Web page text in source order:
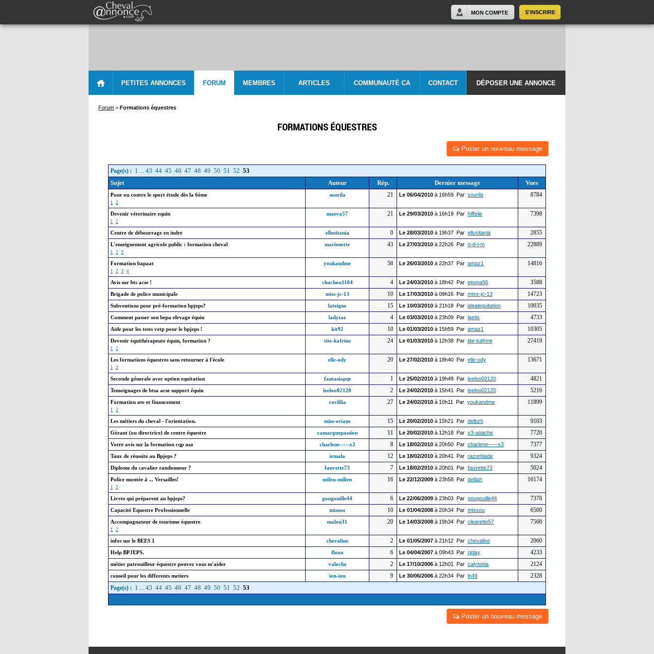
S'INSCRIRE
MON COMPTE
PETITES ANNONCES FORUM MEMBRES ARTICLES COMMUNAUTÉ CA CONTACT DÉPOSER UNE ANNONCE
Forum > Formations équestres
FORMATIONS ÉQUESTRES
Poster un nouveau message
Page(s) : 1 ... 43 44 45 46 47 48 49 50 51 52 53
Sujet
Auteur Rép. Dernier message Vues
Pour ou contre le sport étude dès la 6ème
1 2
sourila 21 Le 06/04/2010 à 16h59 Par sourila 8784
Devenir véterinaire equin
1 2
maeva57 21 Le 29/03/2010 à 16h19 Par hiffelie 7398
Centre de débourrage en indre ellusitania 0 Le 28/03/2010 à 19h37 Par ellusitania 2855
L'enseignement agricole public : formation cheval
1 2 3
marienette 43 Le 27/03/2010 à 22h26 Par n-d-l-m 22889
Formation bapaat
1 2 3 4
youkandme 58 Le 26/03/2010 à 22h37 Par amaz1 14816
Avis sur bts acse ! chachou1104 4 Le 24/03/2010 à 18h42 Par epona56 3588
Brigade de police municipale miss-jc-13 10 Le 17/03/2010 à 09h16 Par miss-jc-13 14723
Subventions pour pré-formation bpjeps? lateigne 15 Le 10/03/2010 à 21h18 Par idealequitation 10035
Comment passer son bepa elevage équin ladytaz 4 Le 03/03/2010 à 23h09 Par laetis 4733
Aide pour les tests vetp pour le bpjeps ! kit92 10 Le 01/03/2010 à 15h59 Par amaz1 10305
Devenir équithérapeute équin, formation ?
1 2
tite-kafrine 24 Le 01/03/2010 à 12h38 Par tite-kafrine 27419
Les formations équestres sans retourner à l'école
1 2
elle-ody 20 Le 27/02/2010 à 18h40 Par elle-ody 13671
Seconde génerale avec option equitation fantasiapqt 1 Le 25/02/2010 à 19h49 Par leeloo02120 4821
Temoignages de btsa acse support équin leeloo02120 2 Le 24/02/2010 à 15h41 Par leeloo02120 5216
Formation ate et financement
1 2
ravlilia 27 Le 24/02/2010 à 10h11 Par youkandme 11899
Les métiers du cheval - l'orientation. miss-oriane 15 Le 20/02/2010 à 15h21 Par delbzh 9103
Gérant (ou directrice) de centre équestre camarguepassion 11 Le 20/02/2010 à 12h18 Par x3-apache 7720
Votre avis sur la formation cqp asa charlene-----x3 8 Le 18/02/2010 à 20h50 Par charlene-----x3 7377
Taux de réussite au Bpjeps ? irmala 12 Le 18/02/2010 à 20h41 Par razorblade 9324
Diplome du cavalier randonneur ? fauvette73 7 Le 18/02/2010 à 20h01 Par fauvette73 5024
Police montée à ... Versailles!
1 2
milou-milien 16 Le 22/12/2009 à 23h58 Par delilah 16174
Livres qui préparent au bpjeps? gougouille44 6 Le 22/06/2009 à 23h03 Par gougouille44 7378
Capacité Equestre Professionnelle missou 10 Le 01/04/2008 à 20h34 Par missou 6500
Accompagnateur de tourisme équestre
1 2
malou31 20 Le 14/03/2008 à 19h34 Par clearette57 7566
infos sur le BEES 1 chevaline 2 Le 01/05/2007 à 21h12 Par chevaline 2060
Help BPJEPS. flooo 6 Le 04/04/2007 à 09h43 Par riplay 4233
métier patrouilleur équestre pouvez vous m'aider valoche 2 Le 17/10/2006 à 12h01 Par calytopia 2124
conseil pour les differents metiers ion-ion 9 Le 30/06/2006 à 22h34 Par ln49
2328
Page(s) : 1 ... 43 44 45 46 47 48 49 50 51 52 53
Poster un nouveau message